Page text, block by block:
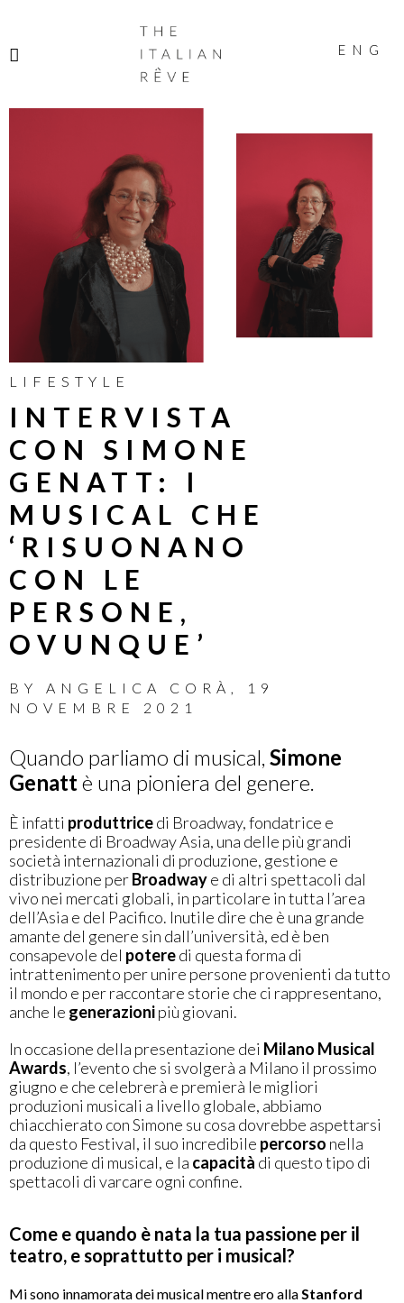
ITALIAN
RÊVE
ENG
LIFESTYLE
INTERVISTA
CON SIMONE
GENATT: I
MUSICAL CHE
‘RISUONANO
CON LE
PERSONE,
OVUNQUE’
BY ANGELICA CORÀ
19
NOVEMBRE 2021
Quando parliamo di musical, Simone
Genatt è una pioniera del genere.
È infatti produttricedi Broadway, fondatrice e
presidente di Broadway Asia, una delle più grandi
società internazionali di produzione, gestione e
distribuzione perBroadwaye di altri spettacoli dal
vivo nei mercati globali, in particolare in tutta l’area
dell’Asia e del Pacifico. Inutile dire che è una grande
amante del genere sin dall’università, ed è ben
consapevole del poteredi questa forma di
intrattenimento per unire persone provenienti da tutto
il mondo e per raccontare storie che ci rappresentano,
anche le generazionipiù giovani.
In occasione della presentazione dei Milano Musical
Awards, l’evento che si svolgerà a Milano il prossimo
giugno e che celebrerà e premierà le migliori
produzioni musicali a livello globale, abbiamo
chiacchierato con Simone su cosa dovrebbe aspettarsi
da questo Festival, il suo incredibile percorso nella
produzione di musical, e la capacità di questo tipo di
spettacoli di varcare ogni confine.
Come e quando è nata la tua passione per il
teatro, e soprattutto per i musical?
Mi sono innamorata dei musical mentre ero alla Stanford